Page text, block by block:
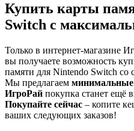
Купить карты
Switch с
Только в интернет-магазине
вы получаете возможность
памяти для Nintendo Switch со
Мы предлагаем
ИгроРай покупка станет ещё
Покупайте сейчас – копите
ваших следующих заказов!